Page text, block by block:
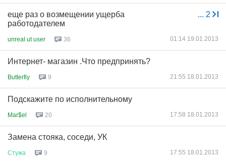
... 2
еще раз о возмещении ущерба
работодателем
unreal ut user 36 01:14 19.01.2013
Интернет- магазин .Что предпринять?
Butterfiy 9 21:55 18.01.2013
Подскажите по исполнительному
Mar$el 20 17:58 18.01.2013
Замена стояка, соседи, УК
Стужа 9 17:55 18.01.2013